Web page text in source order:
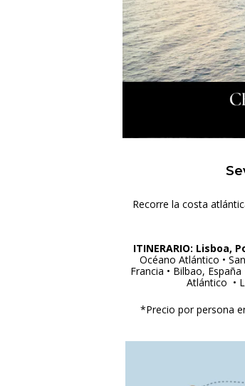
Recorre la costa
ITINERARIO: Lisboa,
Océano Atlántico •
Francia • Bilbao,
Atlántico •
*Precio por persona